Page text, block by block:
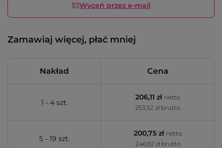
Wyceń przez e-mail
Zamawiaj więcej, płać mniej
Nakład Cena
1 - 4 szt.
206,11 zł netto
253,52 zł brutto
5 - 19 szt.
200,75 zł netto
246,92 zł brutto